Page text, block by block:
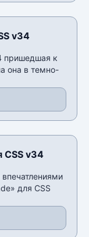
v34
пришедшая к
она в темно-
CSS v34
для CSS